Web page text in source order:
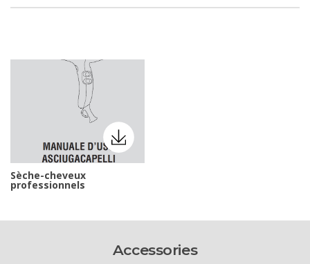
Sèche-cheveux
professionnels
Accessories